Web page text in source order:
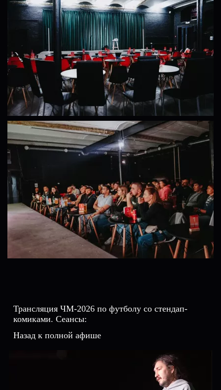
Трансляция ЧМ-2026 по футболу со стендап-
комиками. Сеансы:
Назад к полной афише